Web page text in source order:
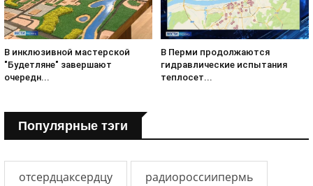
В инклюзивной мастерской
"Будетляне" завершают
очередн...
В Перми продолжаются
гидравлические испытания
теплосет...
Популярные тэги
отсердцаксердцу радиороссиипермь